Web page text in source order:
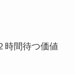
時間待つ価値